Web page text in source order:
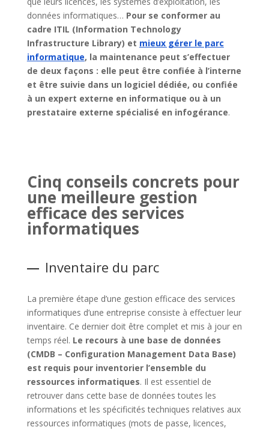
données informatiques… Pour se conformer au
cadre ITIL (Information Technology
Infrastructure Library) et mieux gérer le parc
informatique, la maintenance peut s’effectuer
de deux façons : elle peut être confiée à l’interne
et être suivie dans un logiciel dédiée, ou confiée
à un expert externe en informatique ou à un
prestataire externe spécialisé en infogérance.
Cinq conseils concrets pour
une meilleure gestion
efficace des services
informatiques
Inventaire du parc
La première étape d’une gestion efficace des services
informatiques d’une entreprise consiste à effectuer leur
inventaire. Ce dernier doit être complet et mis à jour en
temps réel. Le recours à une base de données
(CMDB – Configuration Management Data Base)
est requis pour inventorier l’ensemble du
ressources informatiques. Il est essentiel de
retrouver dans cette base de données toutes les
informations et les spécificités techniques relatives aux
ressources informatiques (mots de passe, licences,